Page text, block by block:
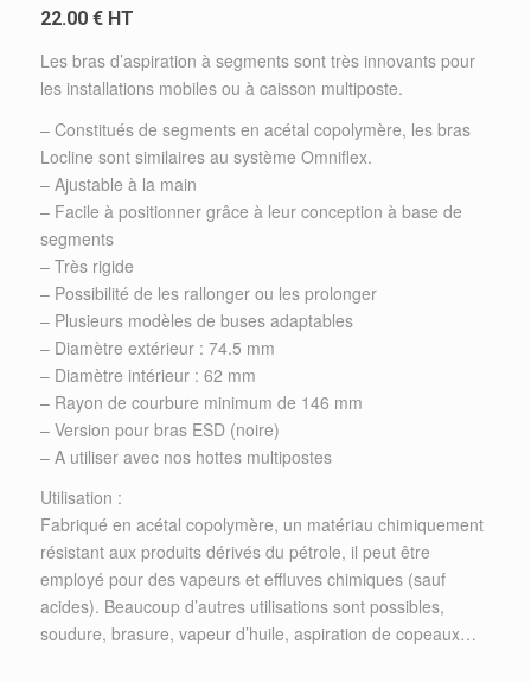
22.00 € HT
Les bras d’aspiration à segments sont très innovants pour
les installations mobiles ou à caisson multiposte.
– Constitués de segments en acétal copolymère, les bras
Locline sont similaires au système Omniflex.
– Ajustable à la main
– Facile à positionner grâce à leur conception à base de
segments
– Très rigide
– Possibilité de les rallonger ou les prolonger
– Plusieurs modèles de buses adaptables
– Diamètre extérieur : 74.5 mm
– Diamètre intérieur : 62 mm
– Rayon de courbure minimum de 146 mm
– Version pour bras ESD (noire)
– A utiliser avec nos hottes multipostes
Utilisation :
Fabriqué en acétal copolymère, un matériau chimiquement
résistant aux produits dérivés du pétrole, il peut être
employé pour des vapeurs et effluves chimiques (sauf
acides). Beaucoup d’autres utilisations sont possibles,
soudure, brasure, vapeur d’huile, aspiration de copeaux…